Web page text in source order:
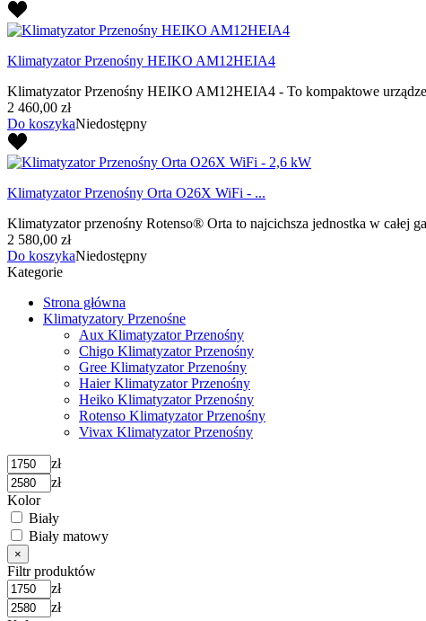
Klimatyzator Przenośny HEIKO AM12HEIA4
Klimatyzator Przenośny HEIKO AM12HEIA4 - To kompaktowe
2 460,00 zł
Do koszykaNiedostępny
Klimatyzator Przenośny Orta O26X WiFi - ...
Klimatyzator przenośny Rotenso® Orta to najcichsza jednostka w całej
2 580,00 zł
Do koszykaNiedostępny
Kategorie
Strona główna
Klimatyzatory Przenośne
Aux Klimatyzator Przenośny
Chigo Klimatyzator Przenośny
Gree Klimatyzator Przenośny
Haier Klimatyzator Przenośny
Heiko Klimatyzator Przenośny
Rotenso Klimatyzator Przenośny
Vivax Klimatyzator Przenośny
zł
zł
Kolor
Biały
Biały matowy
×
Filtr produktów
zł
zł